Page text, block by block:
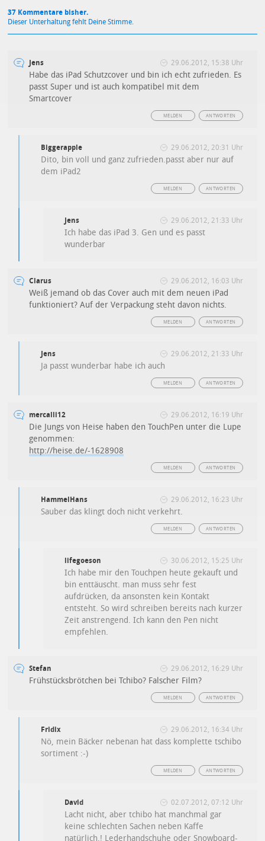
37 Kommentare bisher.
Dieser Unterhaltung fehlt Deine Stimme.
Jens 29.06.2012, 15:38 Uhr
Habe das iPad Schutzcover und bin ich echt zufrieden. Es
passt Super und ist auch kompatibel mit dem
Smartcover
ANTWORTEN
MELDEN
Biggerapple 29.06.2012, 20:31 Uhr
Dito, bin voll und ganz zufrieden.passt aber nur auf
dem iPad2
ANTWORTEN
MELDEN
Jens 29.06.2012, 21:33 Uhr
Ich habe das iPad 3. Gen und es passt
wunderbar
Clarus 29.06.2012, 16:03 Uhr
Weiß jemand ob das Cover auch mit dem neuen iPad
funktioniert? Auf der Verpackung steht davon nichts.
ANTWORTEN
MELDEN
Jens 29.06.2012, 21:33 Uhr
Ja passt wunderbar habe ich auch
ANTWORTEN
MELDEN
mercalli12 29.06.2012, 16:19 Uhr
Die Jungs von Heise haben den TouchPen unter die Lupe
genommen:
http://heise.de/-1628908
ANTWORTEN
MELDEN
HammelHans 29.06.2012, 16:23 Uhr
Sauber das klingt doch nicht verkehrt.
ANTWORTEN
MELDEN
lifegoeson 30.06.2012, 15:25 Uhr
Ich habe mir den Touchpen heute gekauft und
bin enttäuscht. man muss sehr fest
aufdrücken, da ansonsten kein Kontakt
entsteht. So wird schreiben bereits nach kurzer
Zeit anstrengend. Ich kann den Pen nicht
empfehlen.
Stefan 29.06.2012, 16:29 Uhr
Frühstücksbrötchen bei Tchibo? Falscher Film?
ANTWORTEN
MELDEN
Fridix 29.06.2012, 16:34 Uhr
Nö, mein Bäcker nebenan hat dass komplette tschibo
sortiment :-)
ANTWORTEN
MELDEN
David 02.07.2012, 07:12 Uhr
Lacht nicht, aber tchibo hat manchmal gar
keine schlechten Sachen neben Kaffe
natürlich.! Lederhandschuhe oder Snowboard-